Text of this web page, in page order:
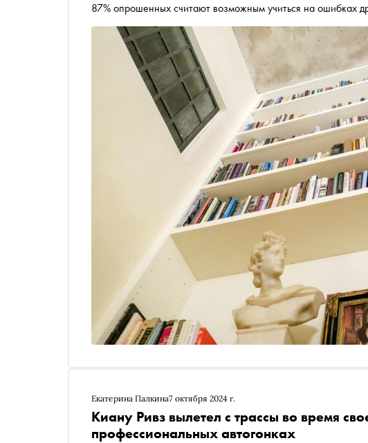
87% опрошенных считают возможным учиться на ошибках
Екатерина Палкина7 октября 2024 г.
Киану Ривз вылетел с трассы во время
профессиональных автогонках